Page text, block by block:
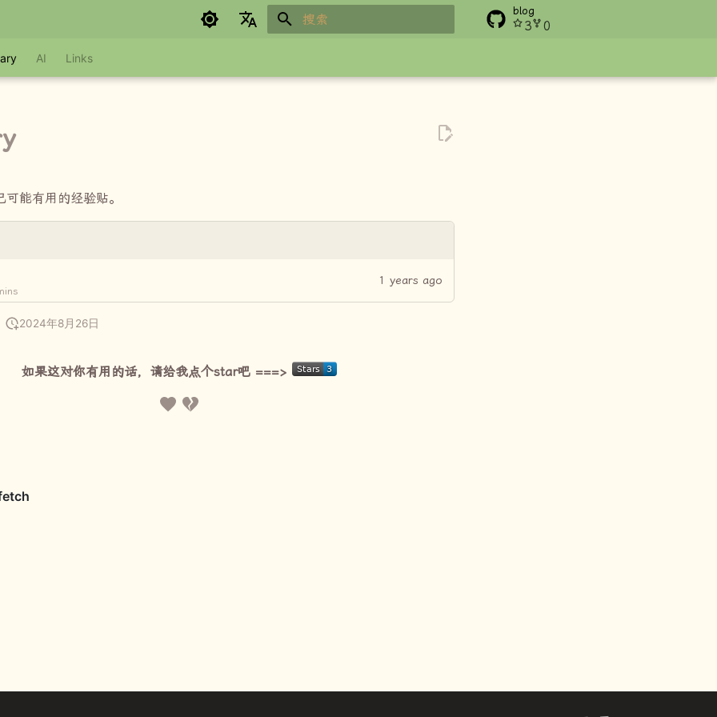
blog
3 0
AI Links
能有用的经验贴。
1 years ago
2024年8月26日
如果这对你有用的话，请给我点个star吧 ===>